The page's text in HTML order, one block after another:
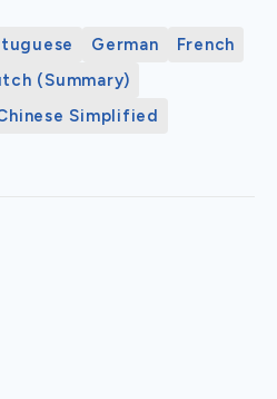
German
French
(Summary)
Simplified